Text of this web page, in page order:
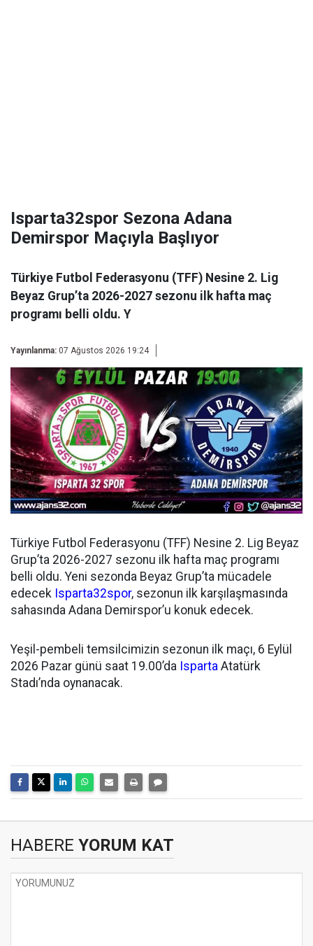
Isparta32spor Sezona Adana
Demirspor Maçıyla Başlıyor
Türkiye Futbol Federasyonu (TFF) Nesine 2. Lig
Beyaz Grup’ta 2026-2027 sezonu ilk hafta maç
programı belli oldu. Y
Yayınlanma: 07 Ağustos 2026 19:24
Türkiye Futbol Federasyonu (TFF) Nesine 2. Lig Beyaz
Grup’ta 2026-2027 sezonu ilk hafta maç programı
belli oldu. Yeni sezonda Beyaz Grup’ta mücadele
edecek Isparta32spor, sezonun ilk karşılaşmasında
sahasında Adana Demirspor’u konuk edecek.
Yeşil-pembeli temsilcimizin sezonun ilk maçı, 6 Eylül
2026 Pazar günü saat 19.00’da Isparta Atatürk
Stadı’nda oynanacak.
HABERE YORUM KAT